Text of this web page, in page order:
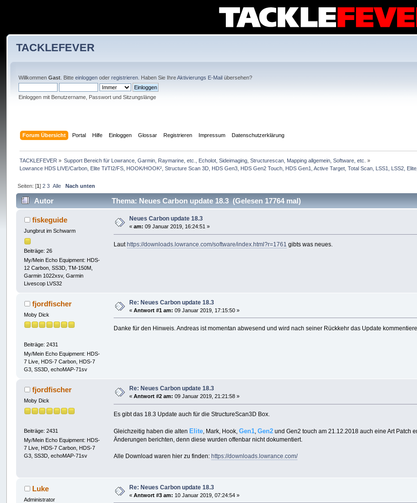
TACKLEFEVER
WillkommenGast . Bitteeinloggen oderregistrieren . Haben Sie IhreAktivierungs E-Mail übersehen?
Einloggen mit Benutzername, Passwort und Sitzungslänge
Forum Übersicht Portal Hilfe Einloggen Glossar Registrieren Impressum Datenschutzerklärung
TACKLEFEVER » Support Bereich für Lowrance, Garmin, Raymarine, etc., Echolot, Sideimaging, Structurescan, Mapping allgemein, Software, etc. »
Lowrance HDS LIVE/Carbon, Elite Ti/TI2/FS, HOOK/HOOK², Structure Scan 3D, HDS Gen3, HDS Gen2 Touch, HDS Gen1, Active Target, Total Scan, LSS1, LSS2,
Seiten: [1] 2 3 Alle Nach unten
Autor Thema: Neues Carbon update 18.3 (Gelesen 17764 mal)
fiskeguide
Jungbrut im Schwarm
Beiträge: 26
My/Mein Echo Equipment: HDS-
12 Carbon, SS3D, TM-150M,
Garmin 1022xsv, Garmin
Livescop LVS32
Neues Carbon update 18.3
«am: 09 Januar 2019, 16:24:51 »
Laut https://downloads.lowrance.com/software/index.html?r=1761 gibts was neues.
fjordfischer
Moby Dick
Beiträge: 2431
My/Mein Echo Equipment: HDS-
7 Live, HDS-7 Carbon, HDS-7
G3, SS3D, echoMAP-71sv
Re: Neues Carbon update 18.3
«Antwort #1 am: 09 Januar 2019, 17:15:50 »
Danke für den Hinweis. Andreas ist momentan abwesend und wird nach seiner Rückkehr das Update
fjordfischer
Moby Dick
Beiträge: 2431
My/Mein Echo Equipment: HDS-
7 Live, HDS-7 Carbon, HDS-7
G3, SS3D, echoMAP-71sv
Re: Neues Carbon update 18.3
«Antwort #2 am: 09 Januar 2019, 21:21:58 »
Es gibt das 18.3 Update auch für die StructureScan3D Box.
Gleichzeitig haben die alten Elite, Mark, Hook,Gen1,Gen2 und Gen2 touch am 21.12.2018 auch eine Art Patch
Änderungen berichten, denn diese wurden offenbar nicht dokumentiert.
Alle Download waren hier zu finden: https://downloads.lowrance.com/
Luke
Administrator
Re: Neues Carbon update 18.3
«Antwort #3 am: 10 Januar 2019, 07:24:54 »